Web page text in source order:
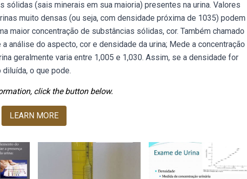
sólidas (sais minerais em sua maioria) presentes na urina. Valores
muito densas (ou seja, com densidade próxima de 1035) podem
maior concentração de substâncias sólidas, cor. Também chamado
análise do aspecto, cor e densidade da urina; Mede a concentração
geralmente varia entre 1,005 e 1,030. Assim, se a densidade for
o que pode.
click the button below.
LEARN MORE